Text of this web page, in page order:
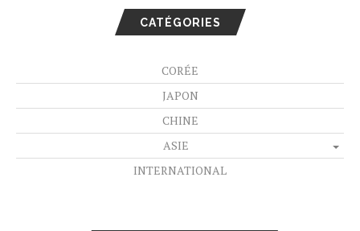
CATÉGORIES
CORÉE
JAPON
CHINE
ASIE
INTERNATIONAL